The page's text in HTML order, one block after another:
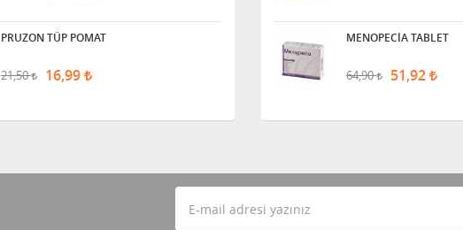
PRUZON TÜP POMAT
21,50 16,99
MENOPECİA TABLET
64,90 51,92